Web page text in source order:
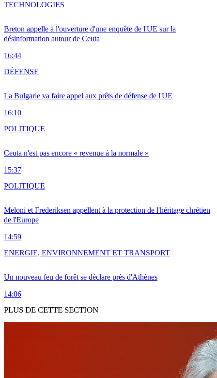
Breton appelle à l'ouverture d'une enquête de l'UE sur la
désinformation autour de Ceuta
16:44
TECHNOLOGIES
La Bulgarie va faire appel aux prêts de défense de l'UE
16:10
DÉFENSE
Ceuta n'est pas encore « revenue à la normale »
15:37
POLITIQUE
Meloni et Frederiksen appellent à la protection de l'héritage chrétien
de l'Europe
14:59
POLITIQUE
Un nouveau feu de forêt se déclare près d'Athènes
14:06
ENERGIE, ENVIRONNEMENT ET TRANSPORT
PLUS DE CETTE SECTION